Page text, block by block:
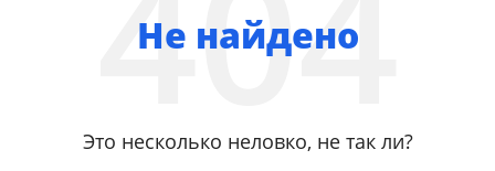
Не найдено
Это несколько неловко, не так ли?